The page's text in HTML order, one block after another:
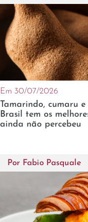
Em 30/07/2026
Tamarindo, cumaru
Brasil tem os
ainda não percebeu
Por Fabio Pasquale